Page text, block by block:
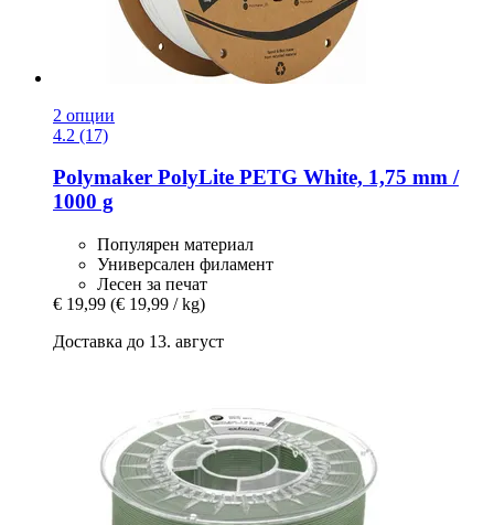
2 опции
4.2 (17)
Polymaker PolyLite PETG White, 1,75 mm /
1000 g
Популярен материал
Универсален филамент
Лесен за печат
€ 19,99 (€ 19,99 / kg)
Доставка до 13. август